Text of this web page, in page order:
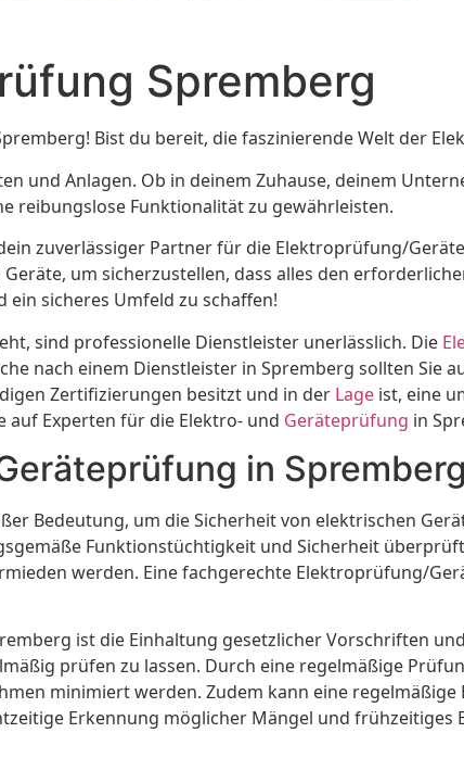
Spremberg
Bist du bereit, die faszinierende Welt der
und Anlagen. Ob in deinem Zuhause, deinem
reibungslose Funktionalität zu gewährleisten.
zuverlässiger Partner für die Elektroprüfung/
um sicherzustellen, dass alles den
sicheres Umfeld zu schaffen!
sind professionelle Dienstleister unerlässlich. Die
nach einem Dienstleister in Spremberg sollten Sie
Zertifizierungen besitzt und in der Lage ist, eine
auf Experten für die Elektro- und Geräteprüfung in
in
Bedeutung, um die Sicherheit von elektrischen
Funktionstüchtigkeit und Sicherheit
werden. Eine fachgerechte Elektroprüfung/
ist die Einhaltung gesetzlicher Vorschriften
prüfen zu lassen. Durch eine regelmäßige
minimiert werden. Zudem kann eine
Erkennung möglicher Mängel und frühzeitiges